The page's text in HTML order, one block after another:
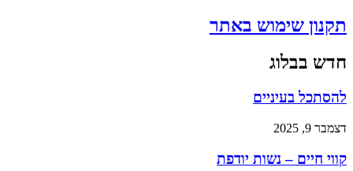
תקנון שימוש באתר
חדש בבלוג
להסתכל בעיניים
דצמבר 9, 2025
קווי חיים – נשות יודפת